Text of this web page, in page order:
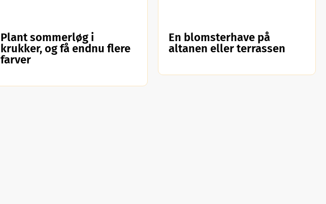
Plant sommerløg i
krukker, og få endnu flere
farver
En blomsterhave på
altanen eller terrassen